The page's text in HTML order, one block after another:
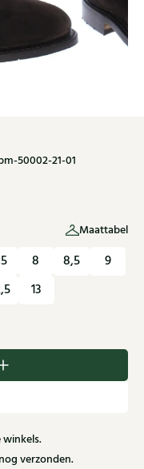
50002-21-01
Maattabel
8 8,5
9
13
verzonden.